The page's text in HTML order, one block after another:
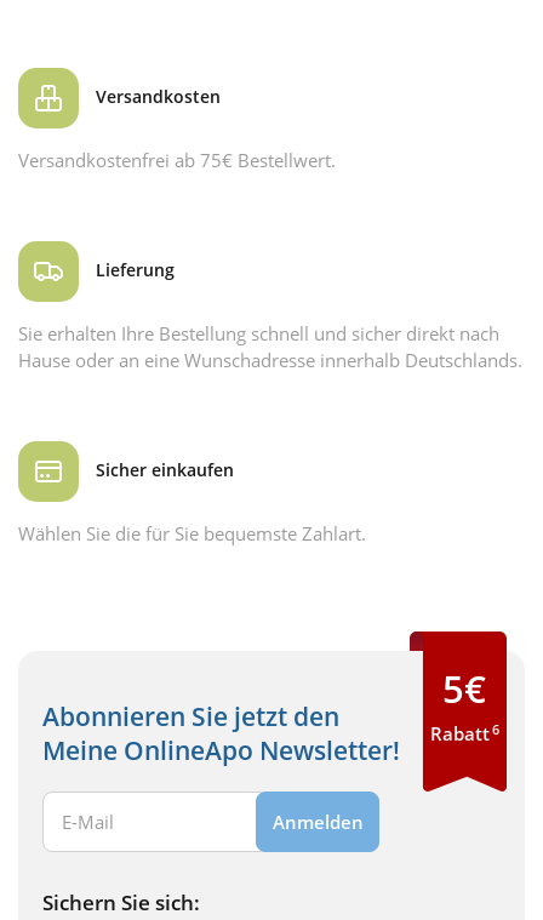
Versandkosten
Versandkostenfrei ab 75€ Bestellwert.
Lieferung
Sie erhalten Ihre Bestellung schnell und sicher direkt nach
Hause oder an eine Wunschadresse innerhalb Deutschlands.
Sicher einkaufen
Wählen Sie die für Sie bequemste Zahlart.
Abonnieren Sie jetzt den
Meine OnlineApo Newsletter!
Ihre E-Mail Adresse:
Anmelden
Sichern Sie sich:
5€
Rabatt6